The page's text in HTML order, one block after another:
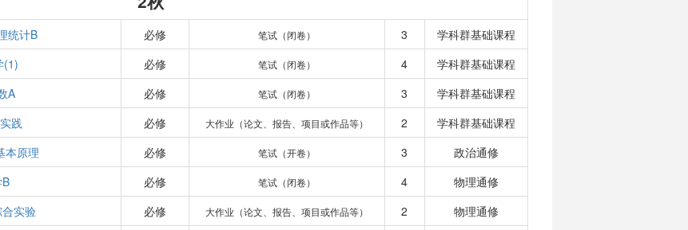
统计B 必修 笔试（闭卷） 3
学科群基础课程
(1) 必修 笔试（闭卷） 4
学科群基础课程
A 必修 笔试（闭卷） 3
学科群基础课程
践 必修 大作业（论文、报告、项目或作品等） 2
学科群基础课程
本原理 必修 笔试（开卷） 3
政治通修
必修 笔试（闭卷） 4
物理通修
实验 必修 大作业（论文、报告、项目或作品等） 2
物理通修